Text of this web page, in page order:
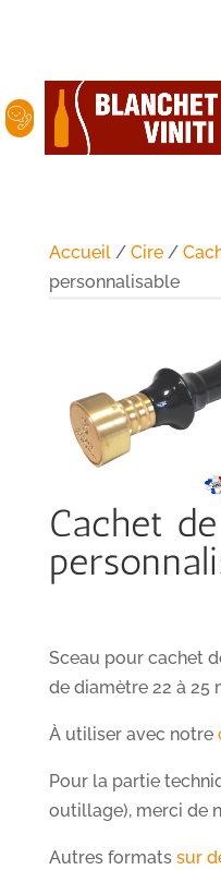
Accueil/ Cire/
personnalisable
Cachet
Sceau pour cachet
de diamètre 22 à 25
À utiliser avec notre
Pour la partie
outillage), merci de
Autres formats sur